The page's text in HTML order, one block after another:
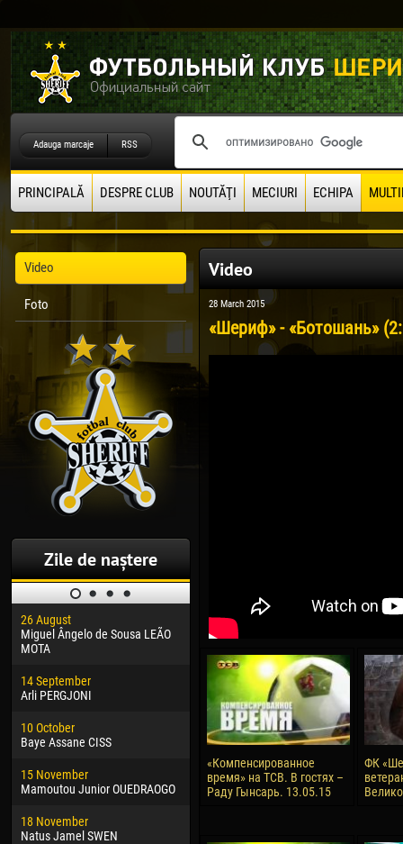
Adauga marcaje RSS
PRINCIPALĂ DESPRE CLUB NOUTĂŢI MECIURI ECHIPA
Video
Foto
Zile de naștere
26 August
Miguel Ângelo de Sousa LEÃO
MOTA
14 September
Arli PERGJONI
10 October
Baye Assane CISS
15 November
Mamoutou Junior OUEDRAOGO
18 November
Natus Jamel SWEN
30 January
Dhoraso Moreo KLAS
24 February
Vladislav COSTIN
02 March
Veaceslav COZMA
09 March
Emmanuel AFETSE
04
13
24
15
Video
28 March 2015
«Шериф» - «Ботошань»
«Компенсированное
время» на ТСВ. В гостях –
Раду Гынсарь. 13.05.15
ФК